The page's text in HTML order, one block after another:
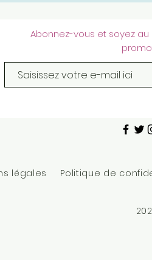
Abonnez-vous et soyez
légales Politique de